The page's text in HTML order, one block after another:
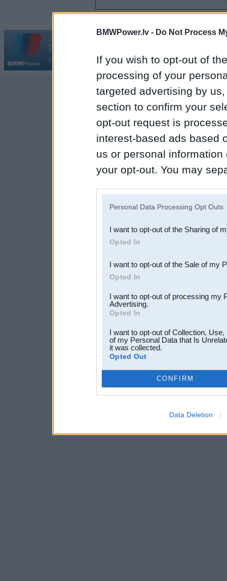
BMWPower.lv - Do Not Process
If you wish to opt-out of
processing of your
targeted advertising by
section to confirm your
opt-out request is
interest-based ads based
us or personal
your opt-out. You may
Downstream Participants
third parties.
Personal Data Processing Opt Outs
I want to opt-out of the Sharing of
Opted In
I want to opt-out of the Sale of my
Opted In
I want to opt-out of processing my
Advertising.
Opted In
I want to opt-out of Collection,
of my Personal Data that Is
it was collected.
Opted Out
CONFIRM
Data Deletion
Vortāls BMWPower.lv darbojas
kopš 2002. gada 14. maija. Tas nav auto klubs un nav saistīts ar
BMW AG.
Par BMWPower
Kontakti |Reklāma